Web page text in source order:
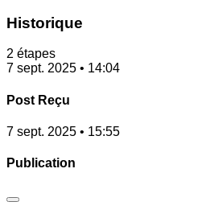
Historique
2 étapes
7 sept. 2025 • 14:04
Post Reçu
7 sept. 2025 • 15:55
Publication